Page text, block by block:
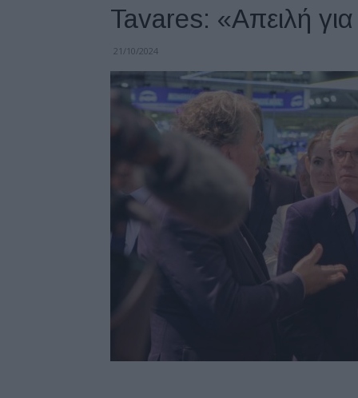
Tavares: «Απειλή
21/10/2024